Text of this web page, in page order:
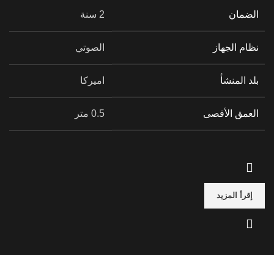
الضمان 2 سنة
نظام الجهاز الصوتي
بلد المنشأ اميركا
العمق الأقصى 0.5 متر
إقرأ المزيد